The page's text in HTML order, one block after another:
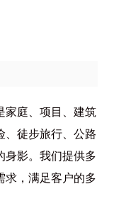
家庭、项目、建筑
、徒步旅行、公路
身影。我们提供多
求，满足客户的多